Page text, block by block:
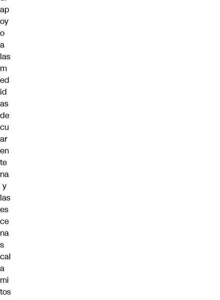
ap
oy
o
a
las
m
ed
id
as
de
cu
ar
en
te
na
y
las
es
ce
na
s
cal
a
mi
tos